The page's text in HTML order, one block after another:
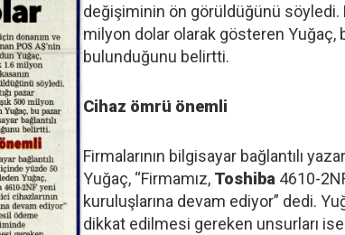
değişiminin ön görüldüğünü söyledi.
milyon dolar olarak gösteren Yuğaç,
bulunduğunu belirtti.
Cihaz ömrü önemli
Firmalarının bilgisayar bağlantılı
Yuğaç, “Firmamız, Toshiba 4610-
kuruluşlarına devam ediyor” dedi.
dikkat edilmesi gereken unsurları